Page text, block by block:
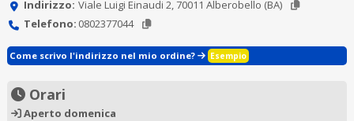
Indirizzo: Viale Luigi Einaudi 2, 70011 Alberobello (BA)
Telefono: 0802377044
Come scrivo l'indirizzo nel mio ordine? Esempio
Orari
Aperto domenica